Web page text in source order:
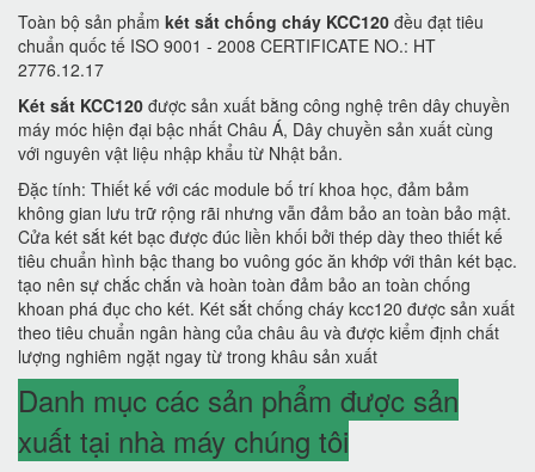
Toàn bộ sản phẩm két sắt chống cháy KCC120 đều đạt tiêu
chuẩn quốc tế ISO 9001 - 2008 CERTIFICATE NO.: HT
2776.12.17
Két sắt KCC120 được sản xuất bằng công nghệ trên dây chuyền
máy móc hiện đại bậc nhất Châu Á, Dây chuyền sản xuất cùng
với nguyên vật liệu nhập khẩu từ Nhật bản.
Đặc tính: Thiết kế với các module bố trí khoa học, đảm bảm
không gian lưu trữ rộng rãi nhưng vẫn đảm bảo an toàn bảo mật.
Cửa két sắt két bạc được đúc liền khối bởi thép dày theo thiết kế
tiêu chuẩn hình bậc thang bo vuông góc ăn khớp với thân két bạc.
tạo nên sự chắc chắn và hoàn toàn đảm bảo an toàn chống
khoan phá đục cho két. Két sắt chống cháy kcc120 được sản xuất
theo tiêu chuẩn ngân hàng của châu âu và được kiểm định chất
lượng nghiêm ngặt ngay từ trong khâu sản xuất
Danh mục các sản phẩm được sản
xuất tại nhà máy chúng tôi